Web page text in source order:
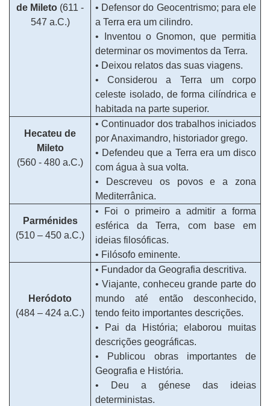
de Mileto (611 -
547 a.C.)
• Defensor do Geocentrismo; para ele
a Terra era um cilindro.
• Inventou o Gnomon, que permitia
determinar os movimentos da Terra.
• Deixou relatos das suas viagens.
• Considerou a Terra um corpo
celeste isolado, de forma cilíndrica e
habitada na parte superior.
Hecateu de
Mileto
(560 - 480 a.C.)
• Continuador dos trabalhos iniciados
por Anaximandro, historiador grego.
• Defendeu que a Terra era um disco
com água à sua volta.
• Descreveu os povos e a zona
Mediterrânica.
Parménides
(510 – 450 a.C.)
• Foi o primeiro a admitir a forma
esférica da Terra, com base em
ideias filosóficas.
• Filósofo eminente.
Heródoto
(484 – 424 a.C.)
• Fundador da Geografia descritiva.
• Viajante, conheceu grande parte do
mundo até então desconhecido,
tendo feito importantes descrições.
• Pai da História; elaborou muitas
descrições geográficas.
• Publicou obras importantes de
Geografia e História.
• Deu a génese das ideias
deterministas.